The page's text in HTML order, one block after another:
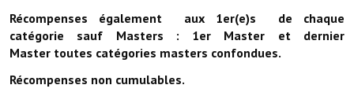
Récompenses également aux 1er(e)s de chaque
catégorie sauf Masters : 1er Master et dernier
Master toutes catégories masters confondues.
Récompenses non cumulables.